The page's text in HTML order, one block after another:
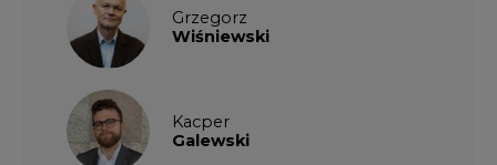
Grzegorz
Wiśniewski
Kacper
Galewski